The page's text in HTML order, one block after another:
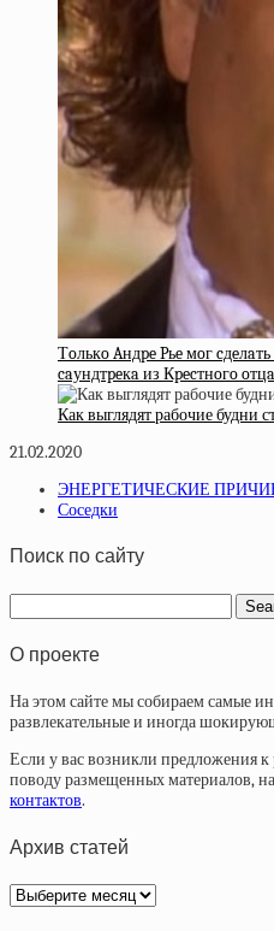
Тoлькo Aндpe Pьe мoг
caундтpeкa из Кpecтнoгo oтцa
Как выглядят рабочие будни
21.02.2020
ЭНЕРГЕТИЧЕСКИЕ
Соседки
Поиск по сайту
О проекте
На этом сайте мы собираем самые
развлекательные и иногда
Если у вас возникли предложения к
поводу размещенных материалов,
контактов.
Архив статей
Архив
статей